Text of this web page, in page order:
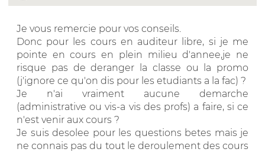
Je vous remercie pour vos conseils.
Donc pour les cours en auditeur libre, si je me
pointe en cours en plein milieu d'annee,je ne
risque pas de deranger la classe ou la promo
(j'ignore ce qu'on dis pour les etudiants a la fac) ?
Je n'ai vraiment aucune demarche
(administrative ou vis-a vis des profs) a faire, si ce
n'est venir aux cours ?
Je suis desolee pour les questions betes mais je
ne connais pas du tout le deroulement des cours